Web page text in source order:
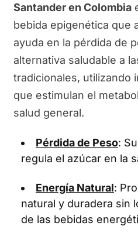
Santander en Colombia
bebida epigenética que
ayuda en la pérdida de
alternativa saludable a
tradicionales, utilizando
que estimulan el
salud general.
Pérdida de Peso:
regula el azúcar en la
Energía Natural:
natural y duradera sin
de las bebidas